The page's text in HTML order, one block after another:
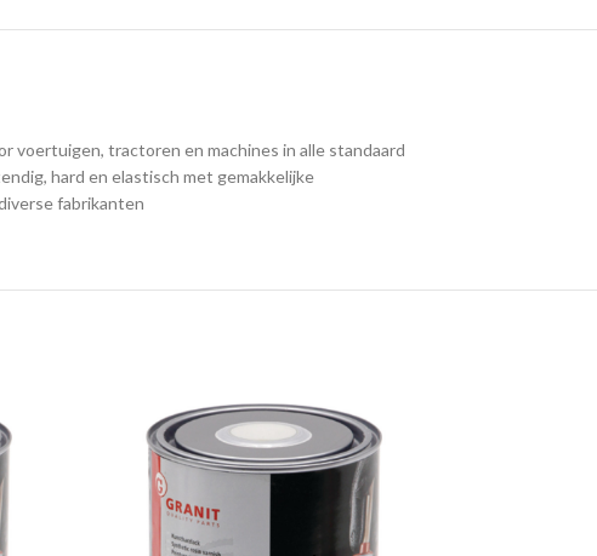
voertuigen, tractoren en machines in alle standaard
hard en elastisch met gemakkelijke
fabrikanten